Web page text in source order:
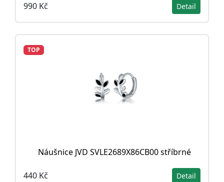
990 Kč Detail
TOP
Náušnice JVD SVLE2689X86CB00 stříbrné
440 Kč Detail